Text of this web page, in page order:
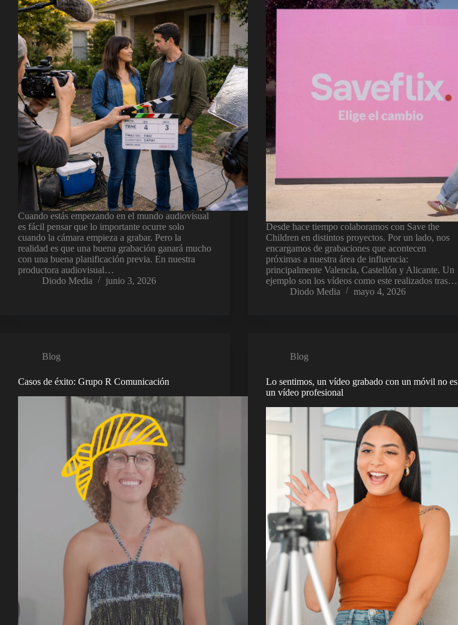
Cuando estás empezando en el mundo audiovisual
es fácil pensar que lo importante ocurre solo
cuando la cámara empieza a grabar. Pero la
realidad es que una buena grabación ganará mucho
con una buena planificación previa. En nuestra
productora audiovisual…
Diodo Media
junio 3, 2026
Desde hace tiempo colaboramos con Save the
Children en distintos proyectos. Por un lado, nos
encargamos de grabaciones que acontecen
próximas a nuestra área de influencia:
principalmente Valencia, Castellón y Alicante. Un
ejemplo son los vídeos como este realizados tras…
Diodo Media
mayo 4, 2026
Blog
Casos de éxito: Grupo R Comunicación
Blog
Lo sentimos, un vídeo grabado con un móvil no es
un vídeo profesional